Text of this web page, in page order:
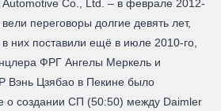
Automotive Co., Ltd. – в феврале 2012-
переговоры долгие девять лет,
них поставили ещё в июле 2010-го,
ФРГ Ангелы Меркель и
Вэнь Цзябао в Пекине было
о создании СП (50:50) между Daimler